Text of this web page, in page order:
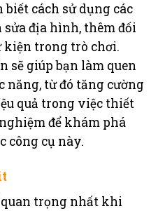
cách sử dụng các
địa hình, thêm đối
kiện trong trò chơi.
sẽ giúp bạn làm quen
năng, từ đó tăng cường
quả trong việc thiết
để khám phá
công cụ này.
trọng nhất khi